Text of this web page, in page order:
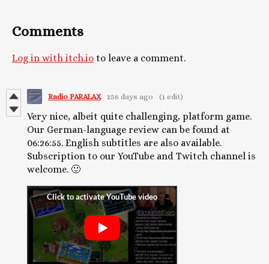
Comments
Log in with itch.io to leave a comment.
Radio PARALAX 256 days ago (1 edit)
Very nice, albeit quite challenging, platform game.
Our German-language review can be found at
06:26:55. English subtitles are also available.
Subscription to our YouTube and Twitch channel is
welcome. 🙂